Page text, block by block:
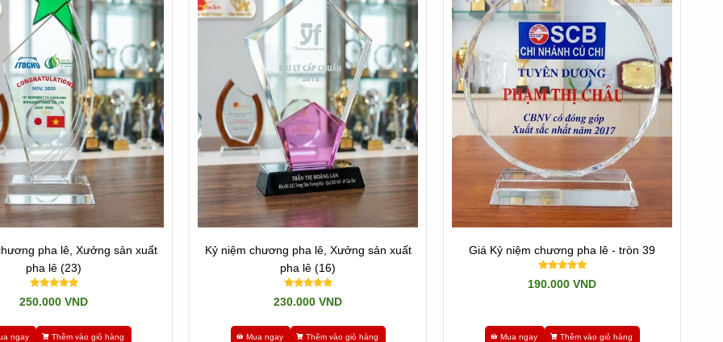
pha lê, Xưởng sản xuất
pha lê (23)
250.000 VND
ngay Thêm vào giỏ hàng
Kỷ niệm chương pha lê, Xưởng sản xuất
pha lê (16)
230.000 VND
Mua ngay Thêm vào giỏ hàng
Giá Kỷ niệm chương pha lê - tròn 39
190.000 VND
Mua ngay Thêm vào giỏ hàng